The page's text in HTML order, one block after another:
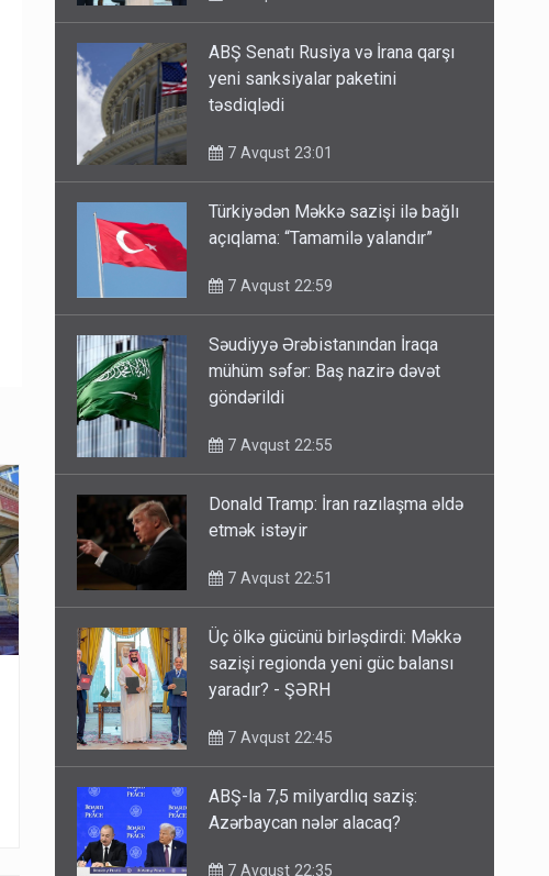
ABŞ Senatı Rusiya və İrana qarşı
yeni sanksiyalar paketini
təsdiqlədi
7 Avqust 23:01
Türkiyədən Məkkə sazişi ilə bağlı
açıqlama: “Tamamilə yalandır”
7 Avqust 22:59
Səudiyyə Ərəbistanından İraqa
mühüm səfər: Baş nazirə dəvət
göndərildi
7 Avqust 22:55
Donald Tramp: İran razılaşma əldə
etmək istəyir
7 Avqust 22:51
Üç ölkə gücünü birləşdirdi: Məkkə
sazişi regionda yeni güc balansı
yaradır? - ŞƏRH
7 Avqust 22:45
ABŞ-la 7,5 milyardlıq saziş:
Azərbaycan nələr alacaq?
7 Avqust 22:35